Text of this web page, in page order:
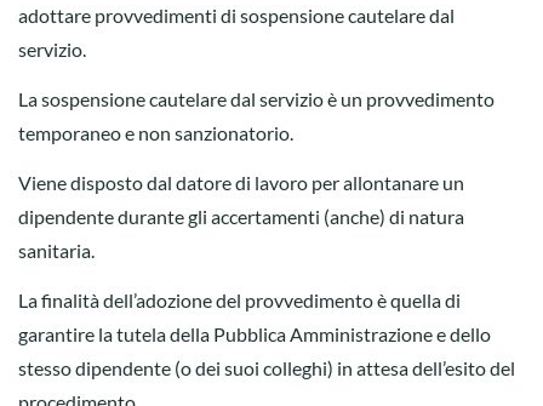
adottare provvedimenti di sospensione cautelare dal
servizio.
La sospensione cautelare dal servizio è un provvedimento
temporaneo e non sanzionatorio.
Viene disposto dal datore di lavoro per allontanare un
dipendente durante gli accertamenti (anche) di natura
sanitaria.
La finalità dell’adozione del provvedimento è quella di
garantire la tutela della Pubblica Amministrazione e dello
stesso dipendente (o dei suoi colleghi) in attesa dell’esito del